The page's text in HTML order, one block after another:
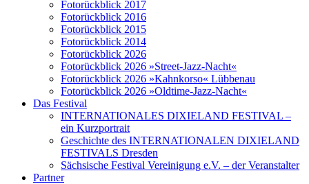
Fotorückblick 2017
Fotorückblick 2016
Fotorückblick 2015
Fotorückblick 2014
Fotorückblick 2026
Fotorückblick 2026 »Street-Jazz-Nacht«
Fotorückblick 2026 »Kahnkorso« Lübbenau
Fotorückblick 2026 »Oldtime-Jazz-Nacht«
Das Festival
INTERNATIONALES DIXIELAND FESTIVAL –
ein Kurzportrait
Geschichte des INTERNATIONALEN DIXIELAND
FESTIVALS Dresden
Sächsische Festival Vereinigung e.V. – der Veranstalter
Partner